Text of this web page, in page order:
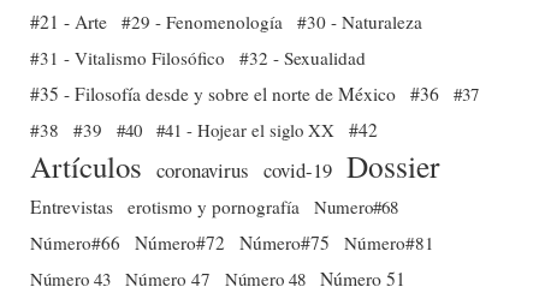
#21 - Arte #29 - Fenomenología #30 - Naturaleza
#31 - Vitalismo Filosófico
#32 - Sexualidad
#35 - Filosofía desde y sobre el norte de México #36 #37
#38
#39 #40 #41 - Hojear el siglo XX #42
Artículos coronavirus covid-19 Dossier
Entrevistas erotismo y pornografía Numero#68
Número#66
Número#72 Número#75
Número#81
Número 43 Número 47 Número 48 Número 51